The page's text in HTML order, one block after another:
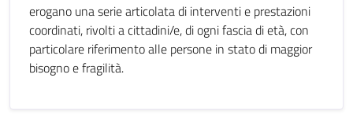
erogano una serie articolata di interventi e prestazioni
coordinati, rivolti a cittadini/e, di ogni fascia di età, con
particolare riferimento alle persone in stato di maggior
bisogno e fragilità.